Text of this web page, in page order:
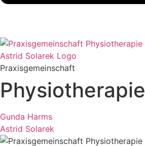
Praxisgemeinschaft
Physiotherapie
Gunda Harms
Astrid Solarek